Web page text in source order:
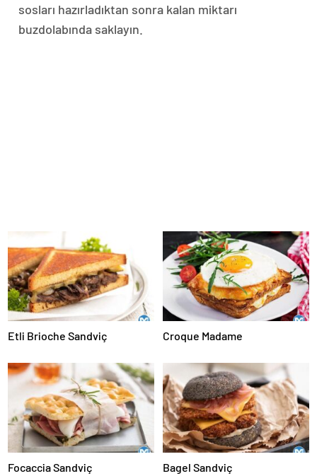
sosları hazırladıktan sonra kalan miktarı
buzdolabında saklayın.
Etli Brioche Sandviç Croque Madame
Focaccia Sandviç Bagel Sandviç